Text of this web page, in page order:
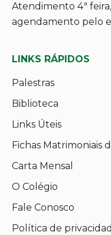
Atendimento 4ª
agendamento pelo
LINKS RÁPIDOS
Palestras
Biblioteca
Links Úteis
Fichas Matrimoniais
Carta Mensal
O Colégio
Fale Conosco
Política de